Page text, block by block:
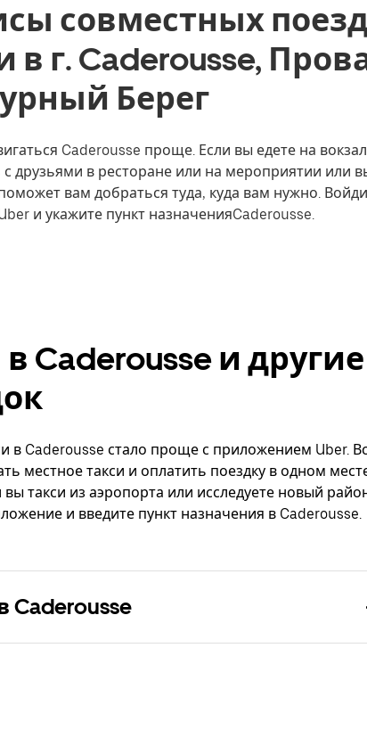
совместных
в г. Caderousse,
Берег
Caderousse проще. Если вы едете на
с друзьями в ресторане или на мероприятии или
вам добраться туда, куда вам нужно.
и укажите пункт назначенияCaderousse.
в Caderousse и
в Caderousse стало проще с приложением Uber.
местное такси и оплатить поездку в одном
такси из аэропорта или исследуете новый
и введите пункт назначения в Caderousse.
Caderousse